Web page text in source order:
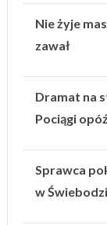
Nie żyje
zawał
Dramat na
Pociągi
Sprawca
w